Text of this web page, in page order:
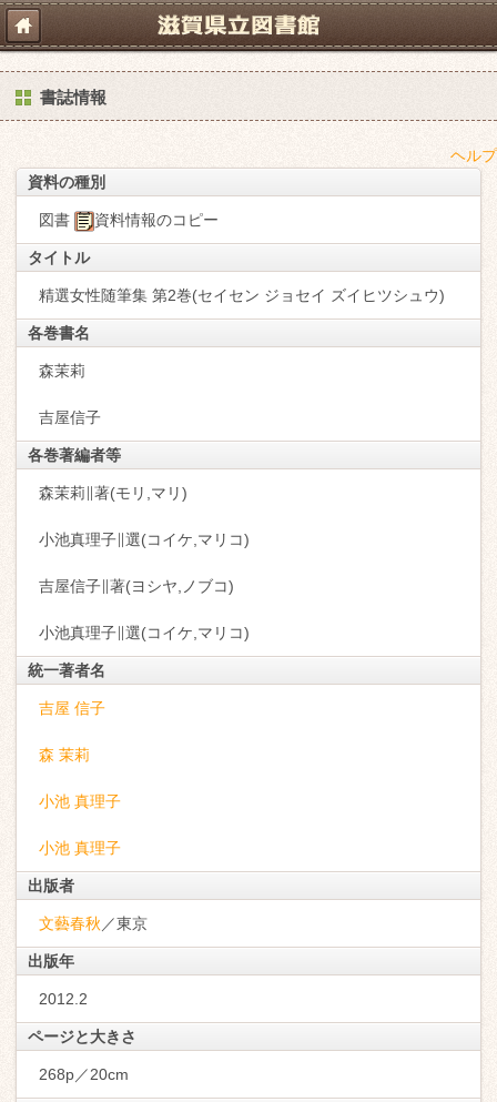
書誌情報
ヘルプ
資料の種別
図書 資料情報のコピー
タイトル
精選女性随筆集 第2巻(セイセン ジョセイ ズイヒツシュウ)
各巻書名
森茉莉
吉屋信子
各巻著編者等
森茉莉∥著(モリ,マリ)
小池真理子∥選(コイケ,マリコ)
吉屋信子∥著(ヨシヤ,ノブコ)
小池真理子∥選(コイケ,マリコ)
統一著者名
吉屋 信子
森 茉莉
小池 真理子
小池 真理子
出版者
文藝春秋 ／東京
出版年
2012.2
ページと大きさ
268p／20cm